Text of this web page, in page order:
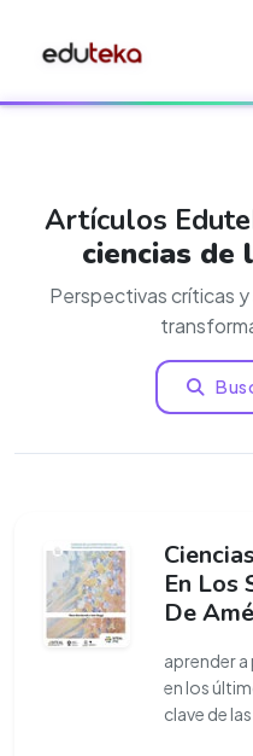
Artículos
ciencias de
Perspectivas críticas
En Los
De
aprender
en los
clave de